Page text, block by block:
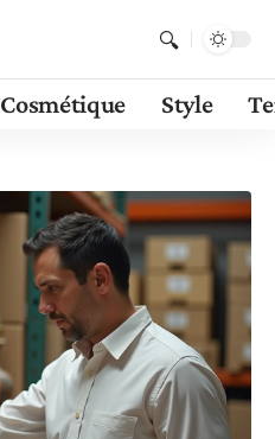
Cosmétique Style